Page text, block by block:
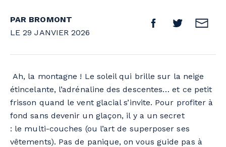
PAR BROMONT
LE 29 JANVIER 2026
Ah, la montagne ! Le soleil qui brille sur la neige
étincelante, l’adrénaline des descentes… et ce petit
frisson quand le vent glacial s’invite. Pour profiter à
fond sans devenir un glaçon, il y a un secret
: le multi-couches (ou l’art de superposer ses
vêtements). Pas de panique, on vous guide pas à